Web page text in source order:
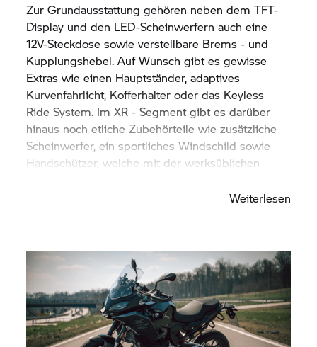
Zur Grundausstattung gehören neben dem TFT-
Display und den LED-Scheinwerfern auch eine
12V-Steckdose sowie verstellbare Brems - und
Kupplungshebel. Auf Wunsch gibt es gewisse
Extras wie einen Hauptständer, adaptives
Kurvenfahrlicht, Kofferhalter oder das Keyless
Ride System. Im XR - Segment gibt es darüber
hinaus noch etliche Zubehörteile wie zusätzliche
Scheinwerfer, ein sportliches Windschild sowie
Handschützer, welche mit der werksüblichen
Weiterlesen